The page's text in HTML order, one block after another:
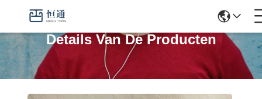
Details Van De Producten